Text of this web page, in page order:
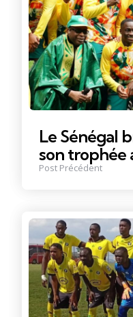
Le Sénégal
son trophée
Post Précédent